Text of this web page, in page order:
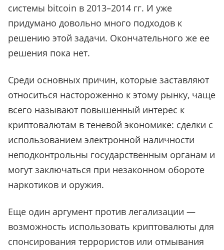
системы bitcoin в 2013–2014 гг. И уже
придумано довольно много подходов к
решению этой задачи. Окончательного же ее
решения пока нет.
Среди основных причин, которые заставляют
относиться настороженно к этому рынку, чаще
всего называют повышенный интерес к
криптовалютам в теневой экономике: сделки с
использованием электронной наличности
неподконтрольны государственным органам и
могут заключаться при незаконном обороте
наркотиков и оружия.
Еще один аргумент против легализации —
возможность использовать криптовалюты для
спонсирования террористов или отмывания